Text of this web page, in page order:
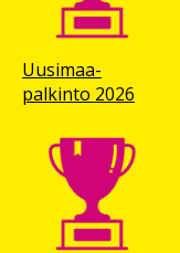
Uusimaa-
palkinto 2026